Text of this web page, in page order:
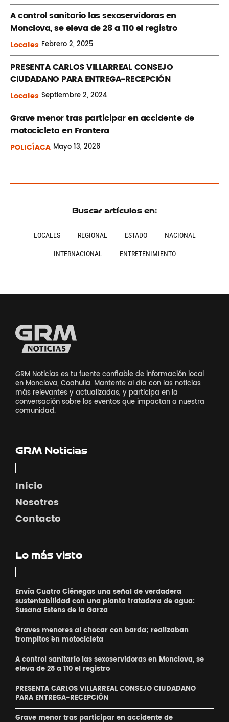
A control sanitario las sexoservidoras en
Monclova, se eleva de 28 a 110 el registro
Locales Febrero2, 2025
PRESENTA CARLOS VILLARREAL CONSEJO
CIUDADANO PARA ENTREGA-RECEPCIÓN
Locales Septiembre2, 2024
Grave menor tras participar en accidente de
motocicleta en Frontera
POLICÍACA Mayo13, 2026
Buscar artículos en:
LOCALES REGIONAL ESTADO NACIONAL
INTERNACIONAL ENTRETENIMIENTO
GRM Noticias es tu fuente confiable de información local
en Monclova, Coahuila. Mantente al día con las noticias
más relevantes y actualizadas, y participa en la
conversación sobre los eventos que impactan a nuestra
comunidad.
GRM Noticias
Inicio
Nosotros
Contacto
Lo más visto
Envía Cuatro Ciénegas una señal de verdadera
sustentabilidad con una planta tratadora de agua:
Susana Estens de la Garza
Graves menores al chocar con barda; realizaban
´trompitos ´en motocicleta
A control sanitario las sexoservidoras en Monclova, se
eleva de 28 a 110 el registro
PRESENTA CARLOS VILLARREAL CONSEJO CIUDADANO
PARA ENTREGA-RECEPCIÓN
Grave menor tras participar en accidente de